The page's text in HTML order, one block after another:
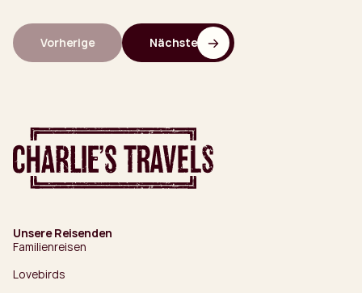
Vorherige Nächste
Unsere Reisenden
Familienreisen
Lovebirds